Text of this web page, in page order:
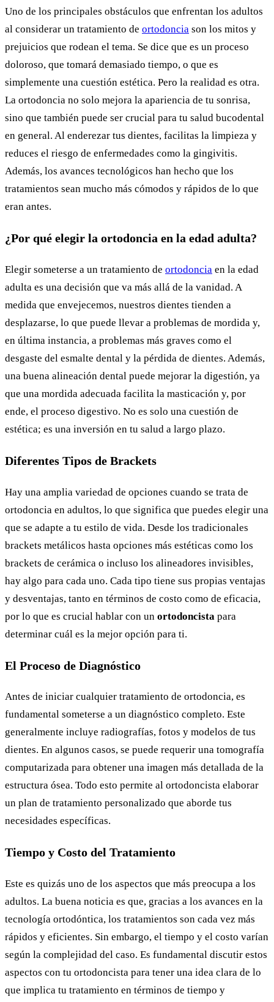
Uno de los principales obstáculos que enfrentan los adultos
al considerar un tratamiento de ortodoncia son los mitos y
prejuicios que rodean el tema. Se dice que es un proceso
doloroso, que tomará demasiado tiempo, o que es
simplemente una cuestión estética. Pero la realidad es otra.
La ortodoncia no solo mejora la apariencia de tu sonrisa,
sino que también puede ser crucial para tu salud bucodental
en general. Al enderezar tus dientes, facilitas la limpieza y
reduces el riesgo de enfermedades como la gingivitis.
Además, los avances tecnológicos han hecho que los
tratamientos sean mucho más cómodos y rápidos de lo que
eran antes.
¿Por qué elegir la ortodoncia en la edad adulta?
Elegir someterse a un tratamiento de ortodoncia en la edad
adulta es una decisión que va más allá de la vanidad. A
medida que envejecemos, nuestros dientes tienden a
desplazarse, lo que puede llevar a problemas de mordida y,
en última instancia, a problemas más graves como el
desgaste del esmalte dental y la pérdida de dientes. Además,
una buena alineación dental puede mejorar la digestión, ya
que una mordida adecuada facilita la masticación y, por
ende, el proceso digestivo. No es solo una cuestión de
estética; es una inversión en tu salud a largo plazo.
Diferentes Tipos de Brackets
Hay una amplia variedad de opciones cuando se trata de
ortodoncia en adultos, lo que significa que puedes elegir una
que se adapte a tu estilo de vida. Desde los tradicionales
brackets metálicos hasta opciones más estéticas como los
brackets de cerámica o incluso los alineadores invisibles,
hay algo para cada uno. Cada tipo tiene sus propias ventajas
y desventajas, tanto en términos de costo como de eficacia,
por lo que es crucial hablar con un ortodoncista para
determinar cuál es la mejor opción para ti.
El Proceso de Diagnóstico
Antes de iniciar cualquier tratamiento de ortodoncia, es
fundamental someterse a un diagnóstico completo. Este
generalmente incluye radiografías, fotos y modelos de tus
dientes. En algunos casos, se puede requerir una tomografía
computarizada para obtener una imagen más detallada de la
estructura ósea. Todo esto permite al ortodoncista elaborar
un plan de tratamiento personalizado que aborde tus
necesidades específicas.
Tiempo y Costo del Tratamiento
Este es quizás uno de los aspectos que más preocupa a los
adultos. La buena noticia es que, gracias a los avances en la
tecnología ortodóntica, los tratamientos son cada vez más
rápidos y eficientes. Sin embargo, el tiempo y el costo varían
según la complejidad del caso. Es fundamental discutir estos
aspectos con tu ortodoncista para tener una idea clara de lo
que implica tu tratamiento en términos de tiempo y